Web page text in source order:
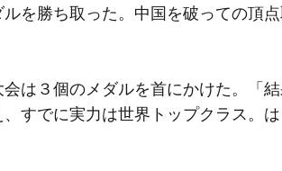
を勝ち取った。中国を破っての頂点
は３個のメダルを首にかけた。「
すでに実力は世界トップクラス。